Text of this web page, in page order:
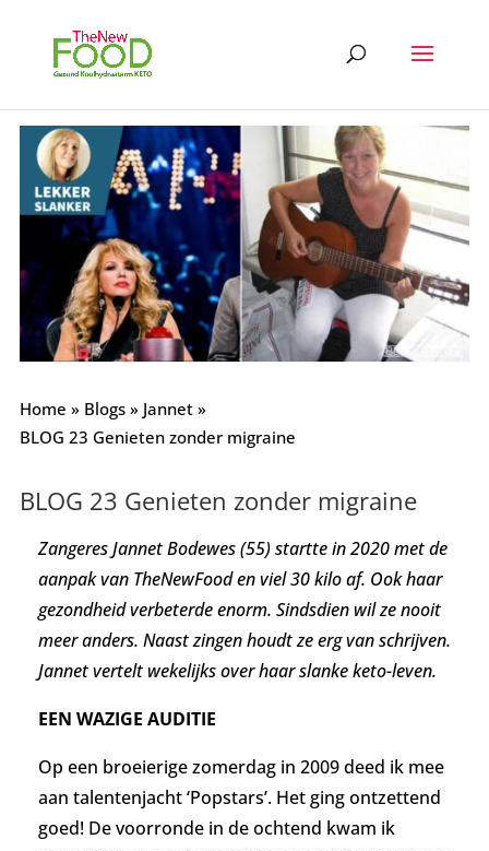
Home » Blogs» Jannet»
BLOG 23 Genieten zonder migraine
BLOG 23 Genieten zonder migraine
Zangeres Jannet Bodewes (55)startte in 2020 met de
aanpak van TheNewFood en viel 30 kilo af. Ook haar
gezondheid verbeterde enorm. Sindsdien wil ze nooit
meer anders. Naast zingen houdt ze erg van schrijven.
Jannet vertelt wekelijks over haar slanke keto-leven.
EEN WAZIGE AUDITIE
Op een broeierige zomerdag in 2009 deed ik mee
aan talentenjacht ‘Popstars’. Het ging ontzettend
goed! De voorronde in de ochtend kwam ik